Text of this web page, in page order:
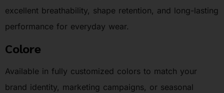
excellent breathability, shape retention, and long-lasting
performance for everyday wear.
Colore
Available in fully customized colors to match your
brand identity, marketing campaigns, or seasonal